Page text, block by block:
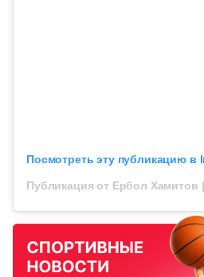
Посмотреть эту публикацию в